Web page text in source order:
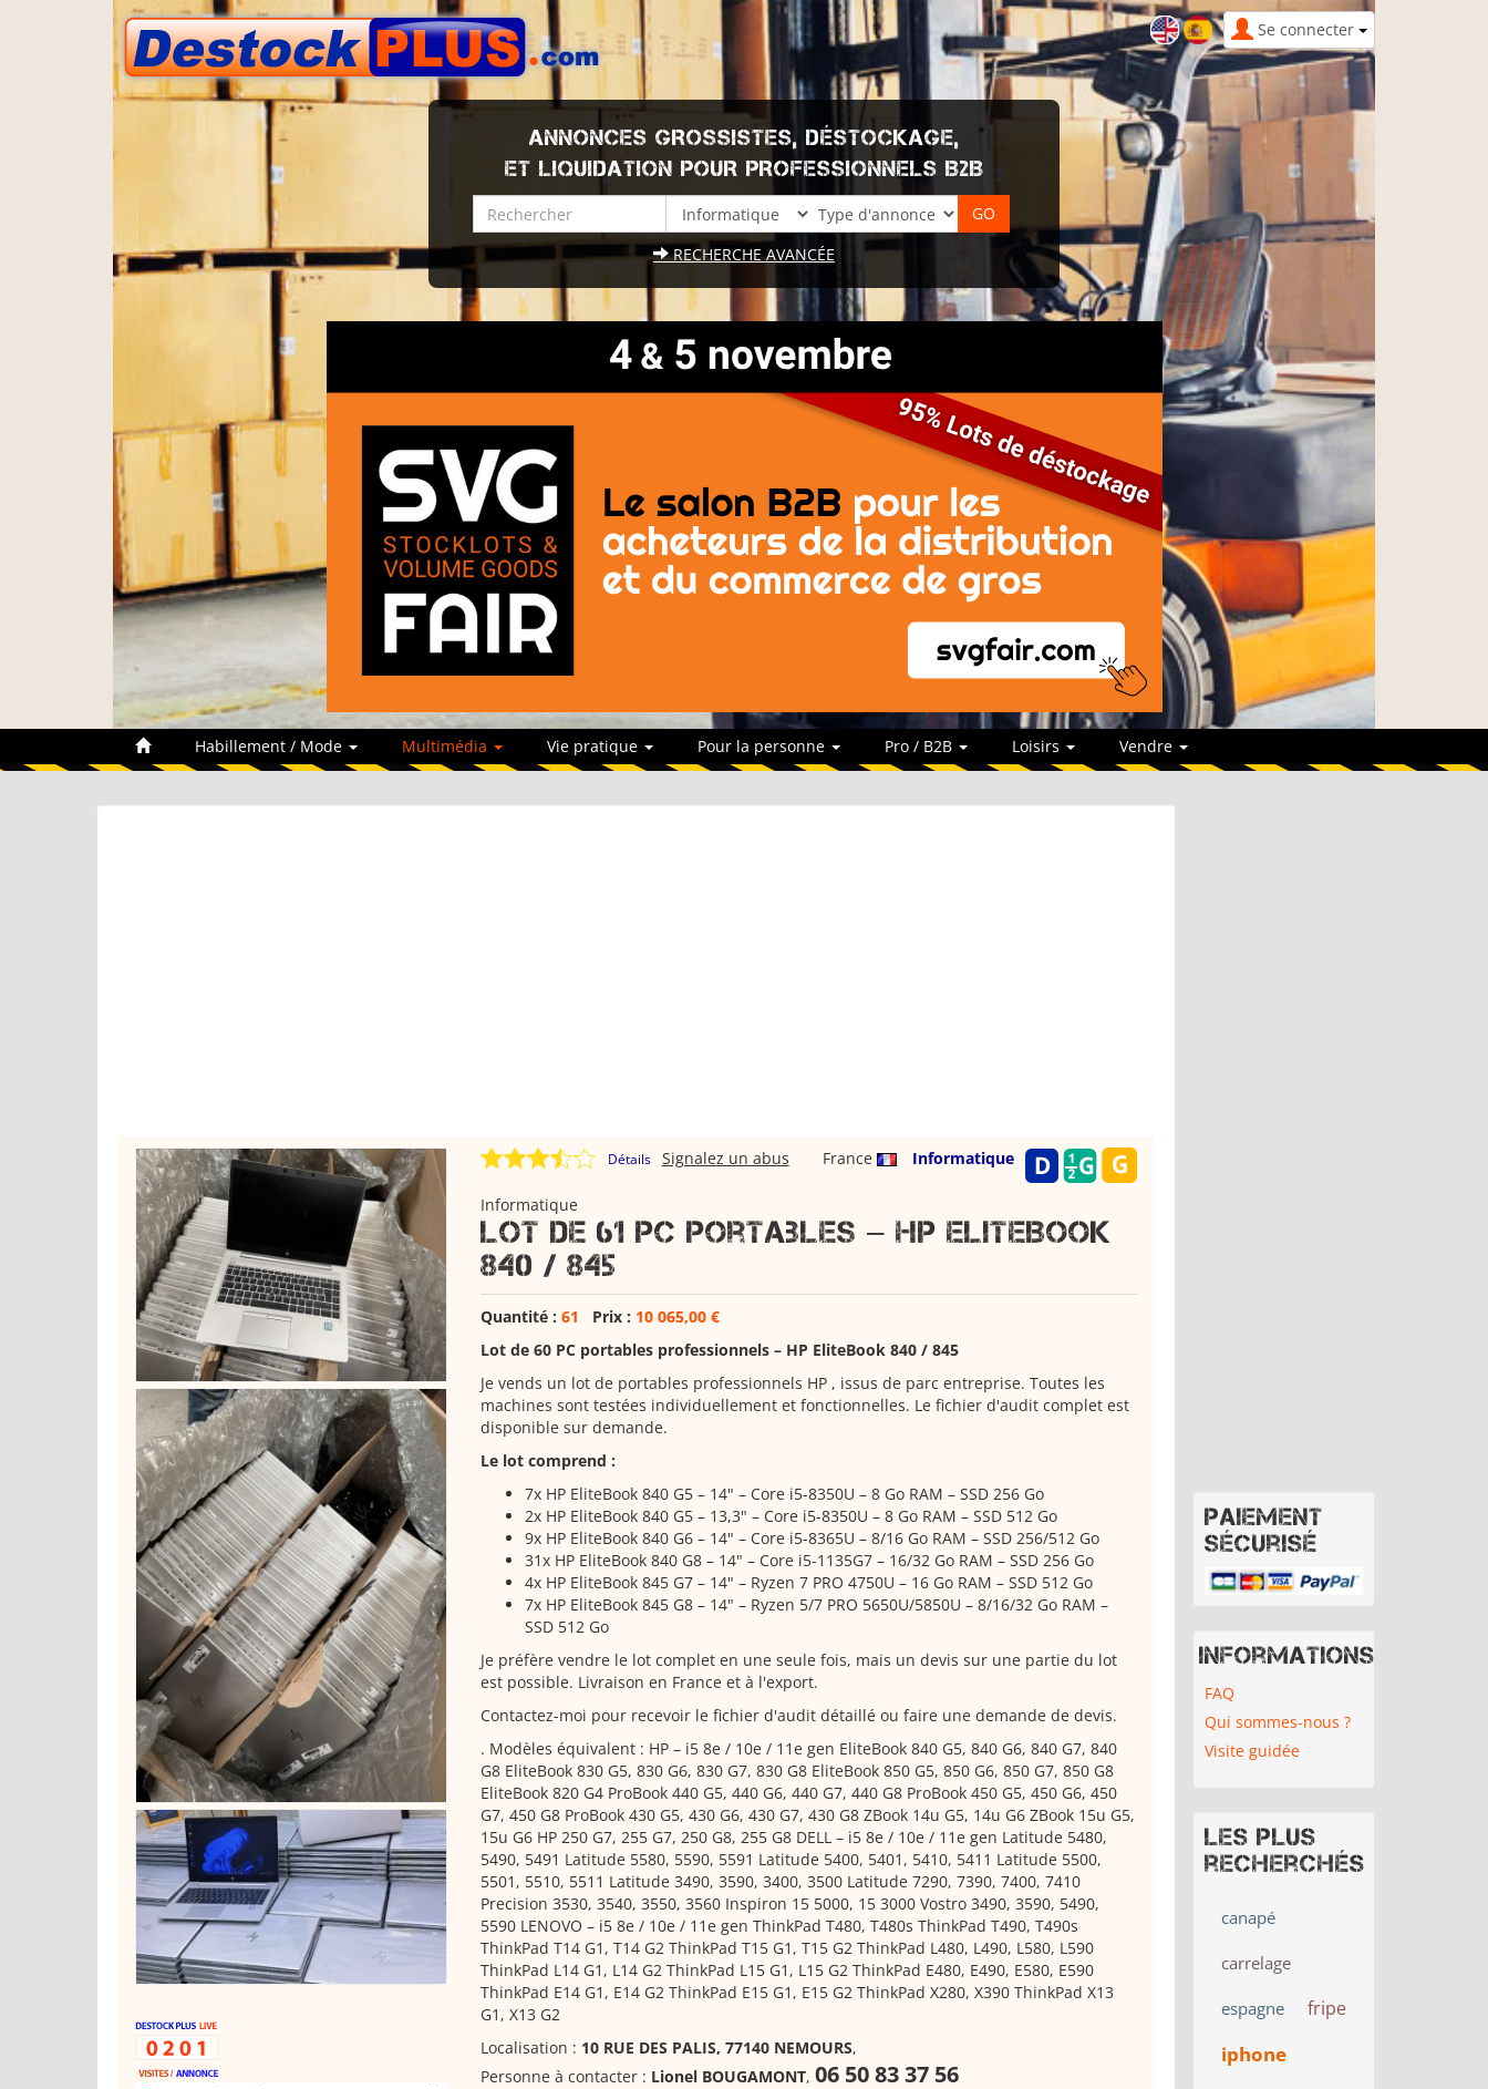
Se connecter
ANNONCES GROSSISTES, DÉSTOCKAGE,
ET LIQUIDATION POUR PROFESSIONNELS B2B
RECHERCHE AVANCÉE
Habillement / Mode Multimédia Vie pratique Pour la personne Pro / B2B Loisirs Vendre
Détails France Informatique
Signalez un abus
Informatique
Lot de 61 PC portables – HP EliteBook
840 / 845
Quantité : 61 Prix : 10 065,00 €
Lot de 60 PC portables professionnels – HP EliteBook 840 / 845
Je vends un lot de portables professionnels HP , issus de parc entreprise. Toutes les
machines sont testées individuellement et fonctionnelles. Le fichier d'audit complet est
disponible sur demande.
Le lot comprend :
7x HP EliteBook 840 G5 – 14" – Core i5-8350U – 8 Go RAM – SSD 256 Go
2x HP EliteBook 840 G5 – 13,3" – Core i5-8350U – 8 Go RAM – SSD 512 Go
9x HP EliteBook 840 G6 – 14" – Core i5-8365U – 8/16 Go RAM – SSD 256/512 Go
31x HP EliteBook 840 G8 – 14" – Core i5-1135G7 – 16/32 Go RAM – SSD 256 Go
4x HP EliteBook 845 G7 – 14" – Ryzen 7 PRO 4750U – 16 Go RAM – SSD 512 Go
7x HP EliteBook 845 G8 – 14" – Ryzen 5/7 PRO 5650U/5850U – 8/16/32 Go RAM –
SSD 512 Go
Je préfère vendre le lot complet en une seule fois, mais un devis sur une partie du lot
est possible. Livraison en France et à l'export.
Contactez-moi pour recevoir le fichier d'audit détaillé ou faire une demande de devis.
. Modèles équivalent : HP – i5 8e / 10e / 11e gen EliteBook 840 G5, 840 G6, 840 G7, 840
G8 EliteBook 830 G5, 830 G6, 830 G7, 830 G8 EliteBook 850 G5, 850 G6, 850 G7, 850 G8
EliteBook 820 G4 ProBook 440 G5, 440 G6, 440 G7, 440 G8 ProBook 450 G5, 450 G6, 450
G7, 450 G8 ProBook 430 G5, 430 G6, 430 G7, 430 G8 ZBook 14u G5, 14u G6 ZBook 15u G5,
15u G6 HP 250 G7, 255 G7, 250 G8, 255 G8 DELL – i5 8e / 10e / 11e gen Latitude 5480,
5490, 5491 Latitude 5580, 5590, 5591 Latitude 5400, 5401, 5410, 5411 Latitude 5500,
5501, 5510, 5511 Latitude 3490, 3590, 3400, 3500 Latitude 7290, 7390, 7400, 7410
Precision 3530, 3540, 3550, 3560 Inspiron 15 5000, 15 3000 Vostro 3490, 3590, 5490,
5590 LENOVO – i5 8e / 10e / 11e gen ThinkPad T480, T480s ThinkPad T490, T490s
ThinkPad T14 G1, T14 G2 ThinkPad T15 G1, T15 G2 ThinkPad L480, L490, L580, L590
ThinkPad L14 G1, L14 G2 ThinkPad L15 G1, L15 G2 ThinkPad E480, E490, E580, E590
ThinkPad E14 G1, E14 G2 ThinkPad E15 G1, E15 G2 ThinkPad X280, X390 ThinkPad X13
G1, X13 G2
Localisation : 10 RUE DES PALIS, 77140 NEMOURS,
Personne à contacter : Lionel BOUGAMONT, 06 50 83 37 56
Paiement
sécurisé
Informations
FAQ
Qui sommes-nous ?
Visite guidée
Les plus
recherchés
canapé
carrelage
espagne fripe
iphone